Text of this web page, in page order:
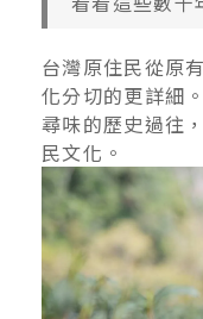
台灣原住民從原
化分切的更詳細
尋味的歷史過往
民文化。